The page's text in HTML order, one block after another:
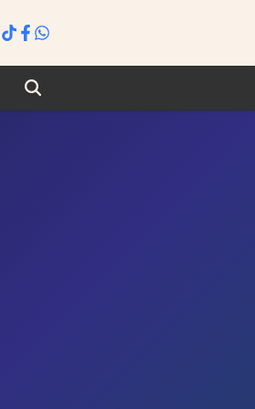
Search